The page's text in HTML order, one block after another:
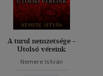
A turul nemzetsége -
Utolsó véreink
Nemere István